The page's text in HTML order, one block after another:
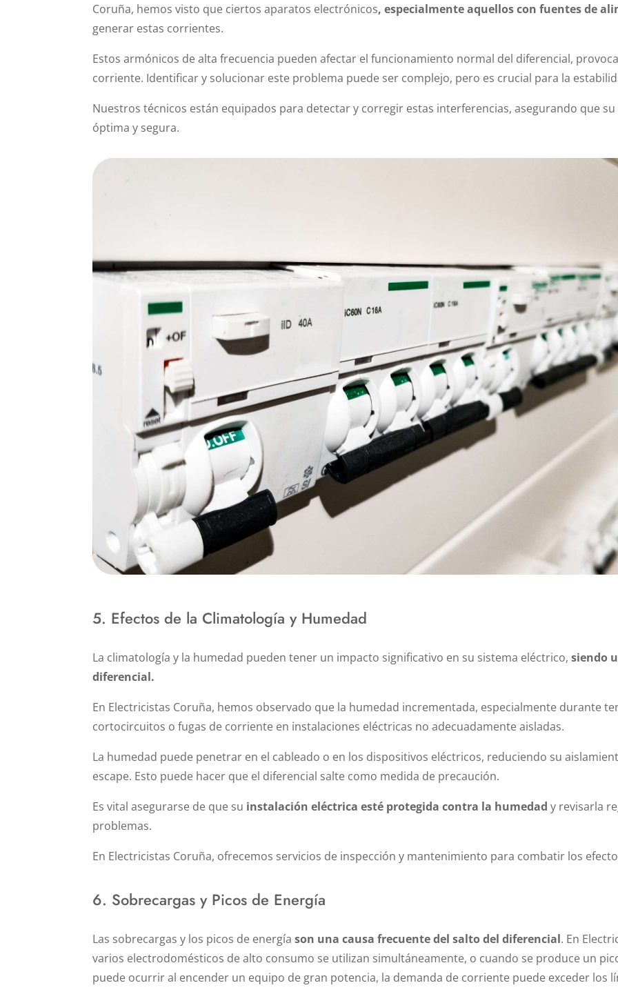
Coruña, hemos visto que ciertos aparatos electrónicos, especialmente aquellos con fuentes de
generar estas corrientes.
Estos armónicos de alta frecuencia pueden afectar el funcionamiento normal del diferencial,
corriente. Identificar y solucionar este problema puede ser complejo, pero es crucial para la
Nuestros técnicos están equipados para detectar y corregir estas interferencias, asegurando que
óptima y segura.
5. Efectos de la Climatología y Humedad
La climatología y la humedad pueden tener un impacto significativo en su sistema eléctrico,siendo
diferencial.
En Electricistas Coruña, hemos observado que la humedad incrementada, especialmente durante
cortocircuitos o fugas de corriente en instalaciones eléctricas no adecuadamente aisladas.
La humedad puede penetrar en el cableado o en los dispositivos eléctricos, reduciendo su
escape. Esto puede hacer que el diferencial salte como medida de precaución.
Es vital asegurarse de que su instalación eléctrica esté protegida contra la humedad y revisarla
problemas.
En Electricistas Coruña, ofrecemos servicios de inspección y mantenimiento para combatir los
6. Sobrecargas y Picos de Energía
Las sobrecargas y los picos de energíason una causa frecuente del salto del diferencial. En
varios electrodomésticos de alto consumo se utilizan simultáneamente, o cuando se produce un
puede ocurrir al encender un equipo de gran potencia, la demanda de corriente puede exceder los